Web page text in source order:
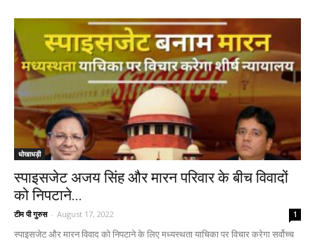
धोखाधड़ी
स्पाइसजेट अजय सिंह और मारन परिवार के बीच विवादों
को निपटाने...
टीम पी गुरुस - August 17, 2022 1
स्पाइसजेट और मारन विवाद को निपटाने के लिए मध्यस्थता याचिका पर विचार करेगा सर्वोच्च